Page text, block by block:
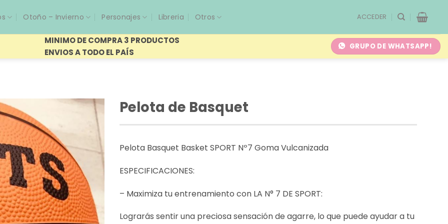
Otoño – Invierno Personajes Libreria Otros ACCEDER
MINIMO DE COMPRA 3 PRODUCTOS
ENVIOS A TODO EL PAÍS
GRUPO DE WHATSAPP!
Pelota de Basquet
Pelota Basquet Basket SPORT Nº7 Goma Vulcanizada
ESPECIFICACIONES:
– Maximiza tu entrenamiento con LA N° 7 DE SPORT:
Lograrás sentir una preciosa sensación de agarre, lo que puede ayudar a tu